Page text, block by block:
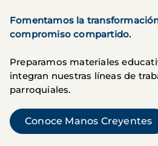
Fomentamos la
compromiso compartido.
Preparamos materiales
integran nuestras líneas de
parroquiales.
Conoce Manos Creyentes